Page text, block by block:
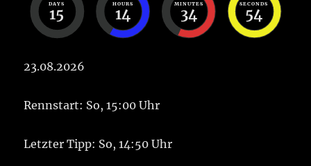
DAYS
15
HOURS
14
MINUTES
34
SECONDS
53
23.08.2026
Rennstart: So, 15:00 Uhr
Letzter Tipp: So, 14:50 Uhr